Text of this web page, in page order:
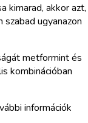
kimarad, akkor azt,
ugyanazon
metformint és
kombinációban
információk